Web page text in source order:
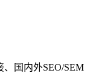
国内外SEO/SEM